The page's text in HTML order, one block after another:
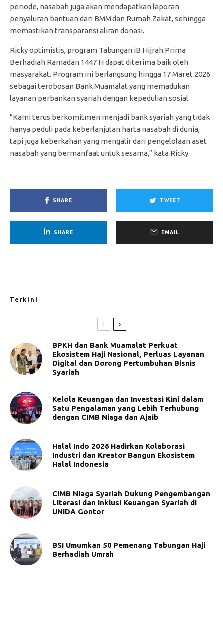
periode, nasabah juga akan mendapatkan laporan
penyaluran bantuan dari BMM dan Rumah Zakat, sehingga
memastikan transparansi aliran donasi.
Ricky optimistis, program Tabungan iB Hijrah Prima
Berhadiah Ramadan 1447 H dapat diterima baik oleh
masyarakat. Program ini berlangsung hingga 17 Maret 2026
sebagai terobosan Bank Muamalat yang memadukan
layanan perbankan syariah dengan kepedulian sosial.
“Kami terus berkomitmen menjadi bank syariah yang tidak
hanya peduli pada keberlanjutan harta nasabah di dunia,
tapi juga keberkahan yang mengalir dari pengelolaan aset
nasabah yang bermanfaat untuk sesama,” kata Ricky.
SHARE TWEET
SHARE EMAIL
Terkini
BPKH dan Bank Muamalat Perkuat
Ekosistem Haji Nasional, Perluas Layanan
Digital dan Dorong Pertumbuhan Bisnis
Syariah
Kelola Keuangan dan Investasi Kini dalam
Satu Pengalaman yang Lebih Terhubung
dengan CIMB Niaga dan Ajaib
Halal Indo 2026 Hadirkan Kolaborasi
Industri dan Kreator Bangun Ekosistem
Halal Indonesia
CIMB Niaga Syariah Dukung Pengembangan
Literasi dan Inklusi Keuangan Syariah di
UNIDA Gontor
BSI Umumkan 50 Pemenang Tabungan Haji
Berhadiah Umrah